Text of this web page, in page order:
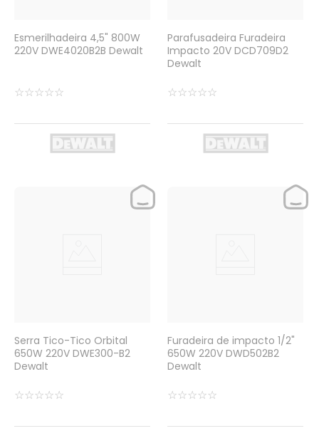
Esmerilhadeira 4,5" 800W
220V DWE4020B2B Dewalt
☆☆☆☆☆
Parafusadeira Furadeira
Impacto 20V DCD709D2
Dewalt
☆☆☆☆☆
Serra Tico-Tico Orbital
650W 220V DWE300-B2
Dewalt
☆☆☆☆☆
Furadeira de impacto 1/2"
650W 220V DWD502B2
Dewalt
☆☆☆☆☆